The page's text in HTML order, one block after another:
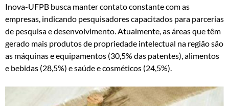
Inova-UFPB busca manter contato constante com as
empresas, indicando pesquisadores capacitados para parcerias
de pesquisa e desenvolvimento. Atualmente, as áreas que têm
gerado mais produtos de propriedade intelectual na região são
as máquinas e equipamentos (30,5% das patentes), alimentos
e bebidas (28,5%) e saúde e cosméticos (24,5%).